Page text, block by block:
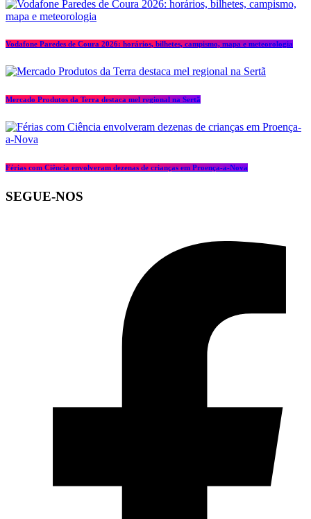
Vodafone Paredes de Coura 2026: horários, bilhetes, campismo, mapa e meteorologia
Mercado Produtos da Terra destaca mel regional na Sertã
Férias com Ciência envolveram dezenas de crianças em Proença-a-Nova
SEGUE-NOS